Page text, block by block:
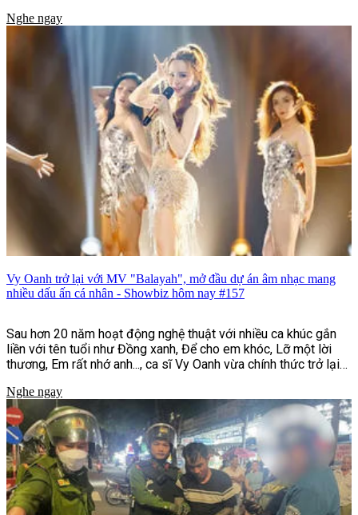
Nghe ngay
Vy Oanh trở lại với MV "Balayah", mở đầu dự án âm nhạc mang
nhiều dấu ấn cá nhân - Showbiz hôm nay #157
Sau hơn 20 năm hoạt động nghệ thuật với nhiều ca khúc gắn
liền với tên tuổi như Đồng xanh, Để cho em khóc, Lỡ một lời
thương, Em rất nhớ anh..., ca sĩ Vy Oanh vừa chính thức trở lại
"Hai Bản Thể | UNFOLDED", đồng thời đánh dấu bước chuyển
mình rõ nét về hình ảnh, phong cách âm nhạc và định hướng
sáng tạo của nữ ca sĩ sau nhiều năm gắn bó với dòng nhạc
ballad.
Nghe ngay